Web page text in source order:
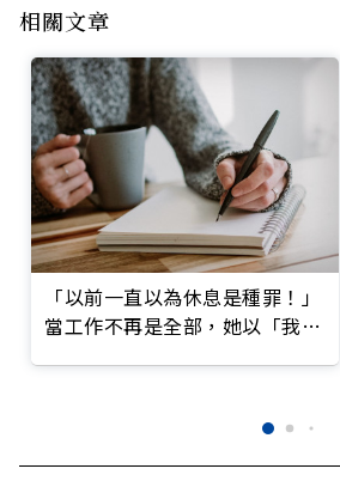
相關文章
「以前一直以為休息是種罪！」
當工作不再是全部，她以「我智